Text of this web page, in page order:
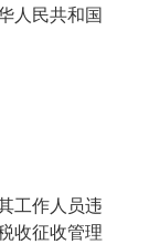
人民共和国
工作人员违
收征收管理